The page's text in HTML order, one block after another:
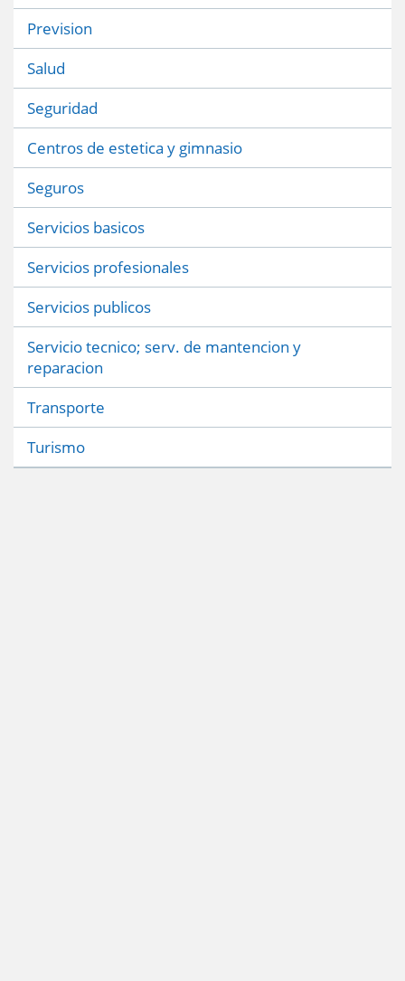
Prevision
Salud
Seguridad
Centros de estetica y gimnasio
Seguros
Servicios basicos
Servicios profesionales
Servicios publicos
Servicio tecnico; serv. de mantencion y
reparacion
Transporte
Turismo